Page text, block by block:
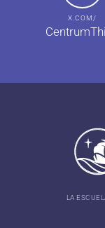
X.COM/
LA